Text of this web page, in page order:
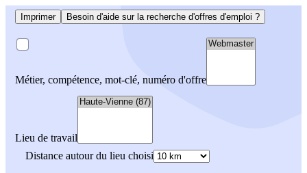
Imprimer Besoin d'aide sur la recherche d'offres d'emploi ?
Métier, compétence, mot-clé, numéro d'offre
Lieu de travail
Distance autour du lieu choisi